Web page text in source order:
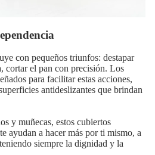
con pequeños triunfos: destapar
cortar el pan con precisión. Los
para facilitar estas acciones,
antideslizantes que brindan
y muñecas, estos cubiertos
ayudan a hacer más por ti mismo, a
siempre la dignidad y la